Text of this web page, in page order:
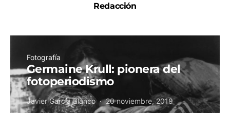
Redacción
Fotografía
Germaine Krull: pionera del
fotoperiodismo
Javier García Blanco 20 noviembre, 2019